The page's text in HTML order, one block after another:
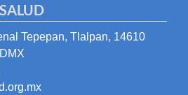
Tepepan, Tlalpan, 14610